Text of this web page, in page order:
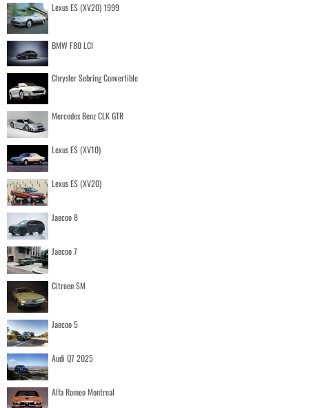
Lexus ES (XV20) 1999
BMW F80 LCI
Chrysler Sebring Convertible
Mercedes Benz CLK GTR
Lexus ES (XV10)
Lexus ES (XV20)
Jaecoo 8
Jaecoo 7
Citroen SM
Jaecoo 5
Audi Q7 2025
Alfa Romeo Montreal